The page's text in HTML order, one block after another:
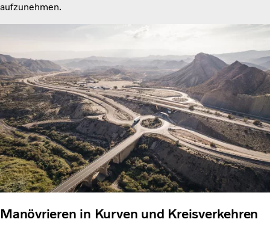
aufzunehmen.
Manövrieren in Kurven und Kreisverkehren